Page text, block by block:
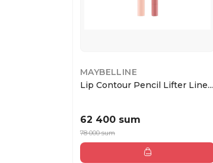
MAYBELLINE
Lip Contour Pencil Lifter Line...
62 400 sum
78 000 sum